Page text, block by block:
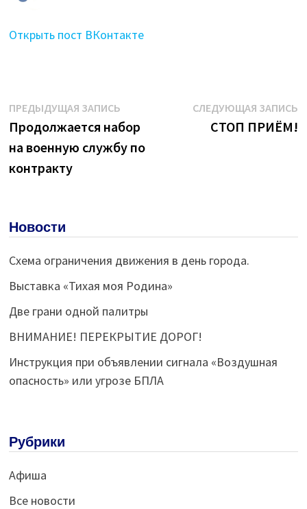
Открыть пост ВКонтакте
Навигация
по
записям
ПРЕДЫДУЩАЯ ЗАПИСЬПредыдущая
запись:
Продолжается набор
на военную службу по
контракту
СЛЕДУЮЩАЯ ЗАПИСЬ
СТОП ПРИЁМ!
Новости
Схема ограничения движения в день города.
Выставка «Тихая моя Родина»
Две грани одной палитры
ВНИМАНИЕ! ПЕРЕКРЫТИЕ ДОРОГ!
Инструкция при объявлении сигнала «Воздушная
опасность» или угрозе БПЛА
Рубрики
Афиша
Все новости